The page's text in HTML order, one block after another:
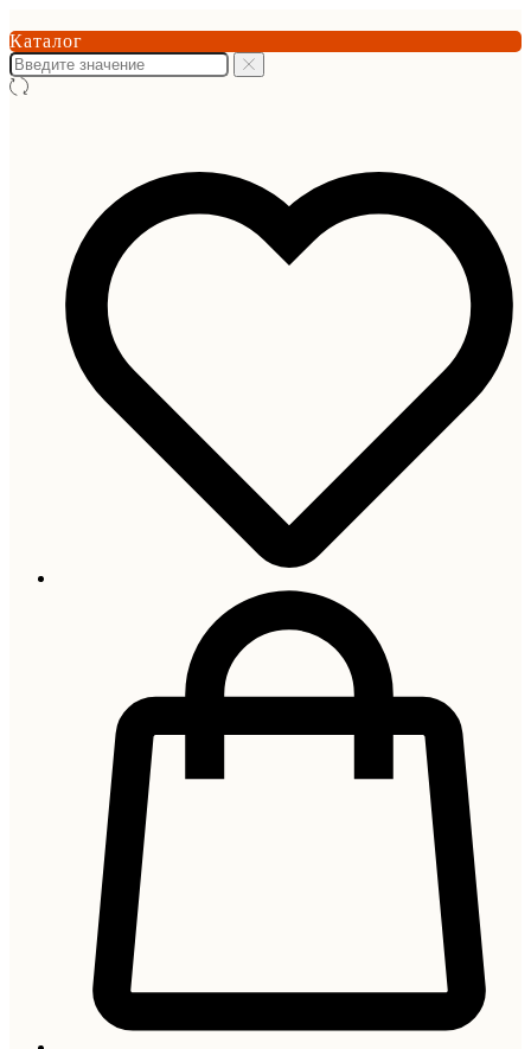
Каталог